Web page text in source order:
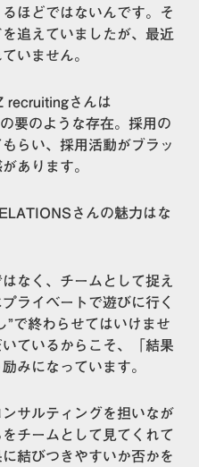
ほどではないんです。そ
追えていましたが、最近
いません。
recruitingさんは
要のような存在。採用の
らい、採用活動がブラッ
あります。
さんの魅力はな
なく、チームとして捉え
ライベートで遊びに行く
”で終わらせてはいけませ
ているからこそ、「結果
みになっています。
サルティングを担いなが
チームとして見てくれて
結びつきやすいか否かを